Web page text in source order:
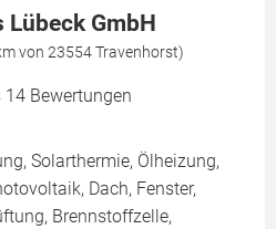
Lübeck GmbH
von 23554 Travenhorst)
14 Bewertungen
Solarthermie, Ölheizung,
Dach, Fenster,
Brennstoffzelle,